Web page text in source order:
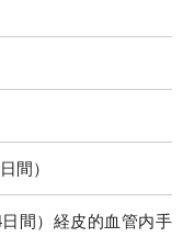
間）
間）経皮的血管内手